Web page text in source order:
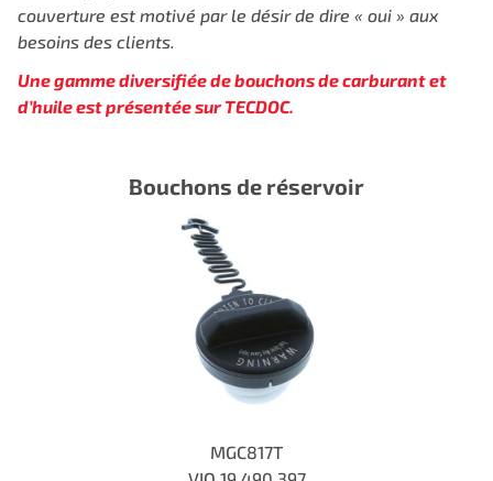
couverture est motivé par le désir de dire « oui » aux
besoins des clients.
Une gamme diversifiée de bouchons de carburant et
d’huile est présentée sur TECDOC.
Bouchons de réservoir
MGC817T